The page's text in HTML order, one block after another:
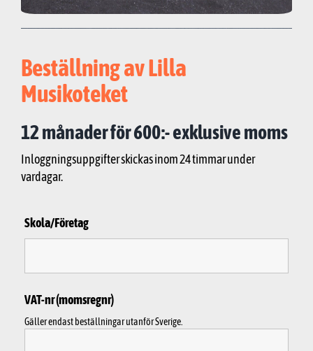
Beställning av Lilla
Musikoteket
12 månader för 600:- exklusive moms
Inloggningsuppgifter skickas inom 24 timmar under
vardagar.
Skola/Företag
VAT-nr (momsregnr)
Gäller endast beställningar utanför Sverige.